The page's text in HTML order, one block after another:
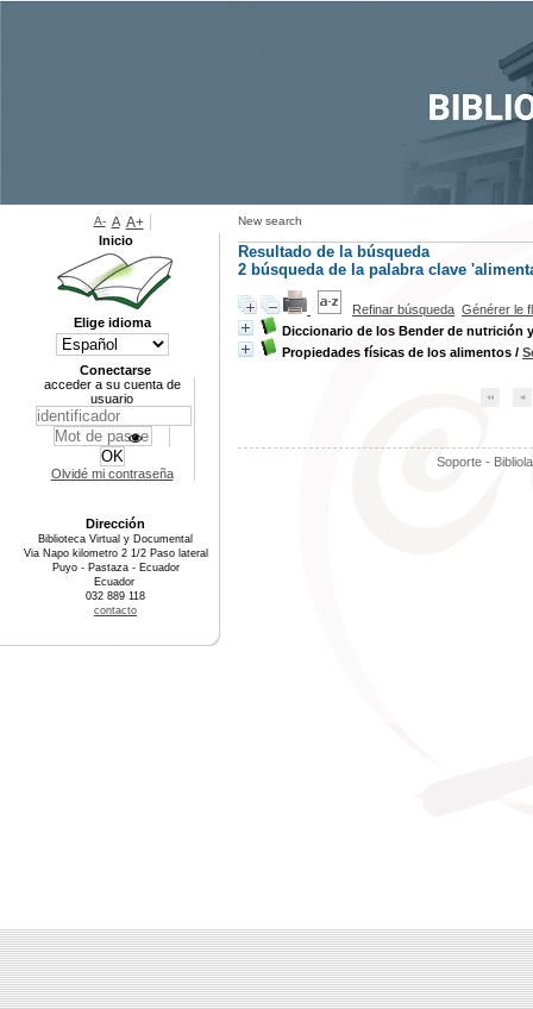
New search
Resultado de la búsqueda
2 búsqueda de la palabra clave
Refinar búsqueda Générer le
Diccionario de los Bender de nutrición
Propiedades físicas de los alimentos /
Soporte -
A- A A+
Inicio
Elige idioma
Conectarse
acceder a su cuenta de
usuario
Olvidé mi contraseña
Dirección
Biblioteca Virtual y Documental
Via Napo kilometro 2 1/2 Paso lateral
Puyo - Pastaza - Ecuador
Ecuador
032 889 118
contacto